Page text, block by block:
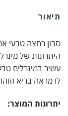
רחצה טבעי
של מינרלים
במינרלים
בריא וזוהר.
המוצר: